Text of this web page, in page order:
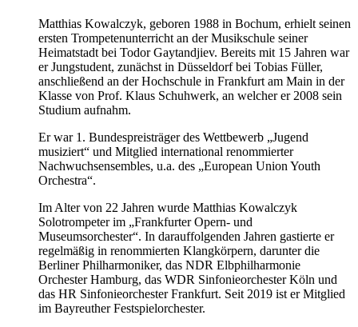
Matthias Kowalczyk, geboren 1988 in Bochum, erhielt seinen
ersten Trompetenunterricht an der Musikschule seiner
Heimatstadt bei Todor Gaytandjiev. Bereits mit 15 Jahren war
er Jungstudent, zunächst in Düsseldorf bei Tobias Füller,
anschließend an der Hochschule in Frankfurt am Main in der
Klasse von Prof. Klaus Schuhwerk, an welcher er 2008 sein
Studium aufnahm.
Er war 1. Bundespreisträger des Wettbewerb „Jugend
musiziert“ und Mitglied international renommierter
Nachwuchsensembles, u.a. des „European Union Youth
Orchestra“.
Im Alter von 22 Jahren wurde Matthias Kowalczyk
Solotrompeter im „Frankfurter Opern- und
Museumsorchester“. In darauffolgenden Jahren gastierte er
regelmäßig in renommierten Klangkörpern, darunter die
Berliner Philharmoniker, das NDR Elbphilharmonie
Orchester Hamburg, das WDR Sinfonieorchester Köln und
das HR Sinfonieorchester Frankfurt. Seit 2019 ist er Mitglied
im Bayreuther Festspielorchester.